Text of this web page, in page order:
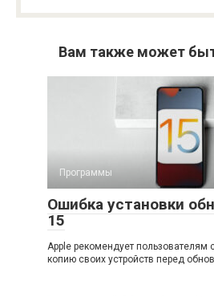
Вам также может
Программы
Ошибка установки
15
Apple рекомендует пользователям
копию своих устройств перед